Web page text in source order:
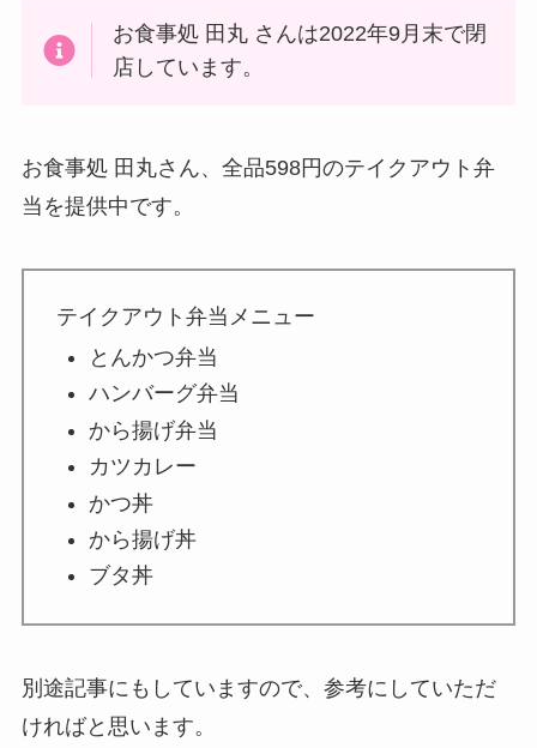
お食事処 田丸 さんは2022年9月末で閉
店しています。
お食事処 田丸さん、全品598円のテイクアウト弁
当を提供中です。
テイクアウト弁当メニュー
とんかつ弁当
ハンバーグ弁当
から揚げ弁当
カツカレー
かつ丼
から揚げ丼
ブタ丼
別途記事にもしていますので、参考にしていただ
ければと思います。